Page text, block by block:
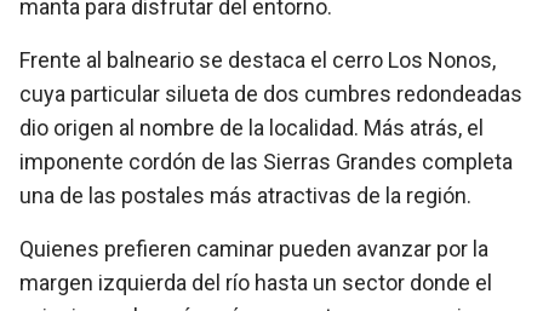
manta para disfrutar del entorno.
Frente al balneario se destaca el cerro Los Nonos,
cuya particular silueta de dos cumbres redondeadas
dio origen al nombre de la localidad. Más atrás, el
imponente cordón de las Sierras Grandes completa
una de las postales más atractivas de la región.
Quienes prefieren caminar pueden avanzar por la
margen izquierda del río hasta un sector donde el